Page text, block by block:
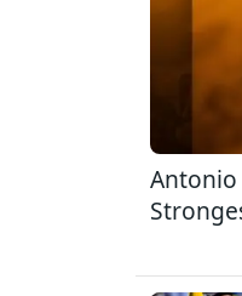
Antonio